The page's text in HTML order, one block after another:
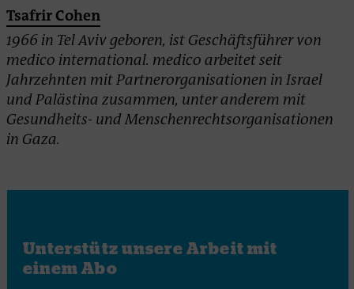
Tsafrir Cohen
1966 in Tel Aviv geboren, ist Geschäftsführer von
medico international. medico arbeitet seit
Jahrzehnten mit Partnerorganisationen in Israel
und Palästina zusammen, unter anderem mit
Gesundheits- und Menschenrechtsorganisationen
in Gaza.
Unterstütz unsere Arbeit mit
einem Abo